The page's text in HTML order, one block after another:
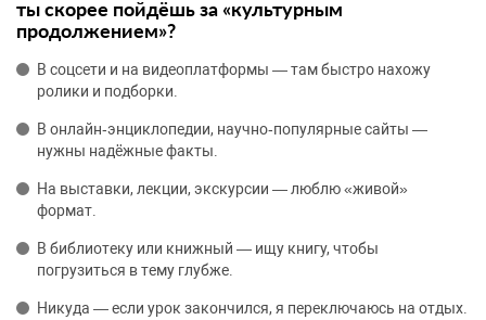
ты скорее пойдёшь за «культурным
продолжением»?
В соцсети и на видеоплатформы — там быстро нахожу
ролики и подборки.
В онлайн‑энциклопедии, научно‑популярные сайты —
нужны надёжные факты.
На выставки, лекции, экскурсии — люблю «живой»
формат.
В библиотеку или книжный — ищу книгу, чтобы
погрузиться в тему глубже.
Никуда — если урок закончился, я переключаюсь на отдых.